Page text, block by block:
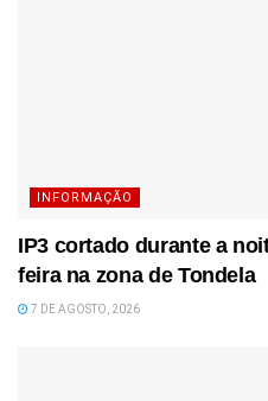
INFORMAÇÃO
IP3 cortado durante a
feira na zona de Tondela
7 DE AGOSTO, 2026